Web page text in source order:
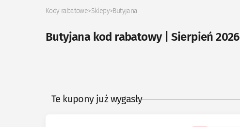
Kody rabatowe>Sklepy>Butyjana
Butyjana kod rabatowy | Sierpień 2026
Te kupony już wygasły